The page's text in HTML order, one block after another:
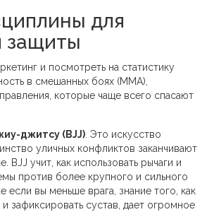
для
защиты
и посмотреть на статистику
в смешанных боях (MMA),
которые чаще всего спасают
джитсу (BJJ) . Это искусство
уличных конфликтов заканчивают
BJJ учит, как использовать рычаги и
против более крупного и сильного
если вы меньше врага, знание того, как
и зафиксировать сустав, дает огромное